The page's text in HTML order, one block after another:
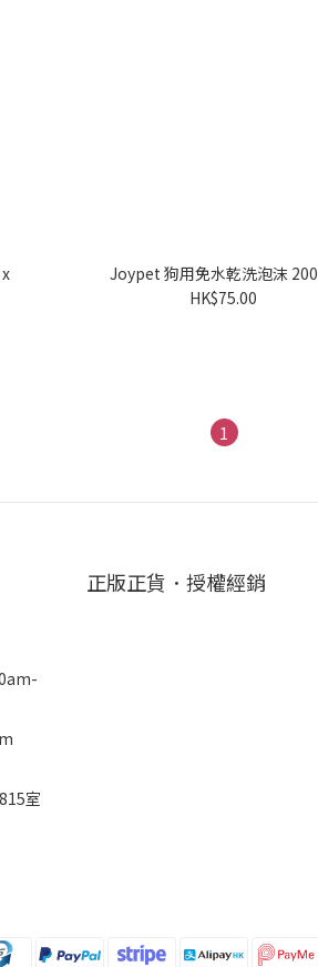
Joypet 狗用免水乾洗泡沫
HK$75.00
1
室
正版正貨．授權經銷